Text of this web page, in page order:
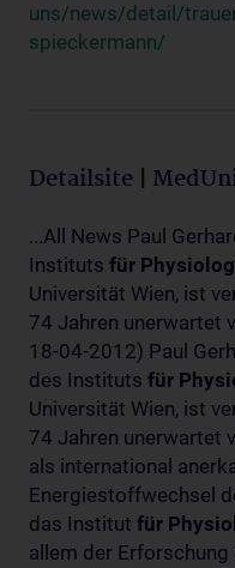
uns/news/detail/
spieckermann/
Detailsite |
...All News Paul
Instituts für
Universität Wien, ist
74 Jahren unerwartet
18-04-2012) Paul
des Instituts für
Universität Wien, ist
74 Jahren unerwartet
als international
Energiestoffwechsel
das Institut für
allem der